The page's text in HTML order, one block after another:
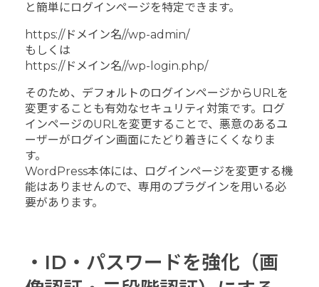
と簡単にログインページを特定できます。
https://ドメイン名//wp-admin/
もしくは
https://ドメイン名//wp-login.php/
そのため、デフォルトのログインページからURLを
変更することも有効なセキュリティ対策です。ログ
インページのURLを変更することで、悪意のあるユ
ーザーがログイン画面にたどり着きにくくなりま
す。
WordPress本体には、ログインページを変更する機
能はありませんので、専用のプラグインを用いる必
要があります。
・ID・パスワードを強化（画